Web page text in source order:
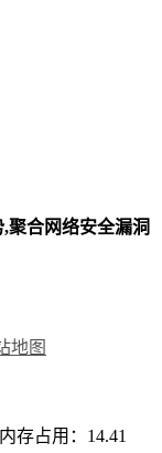
聚合网络安全漏洞
地图
存占用：14.41